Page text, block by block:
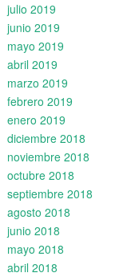
julio 2019
junio 2019
mayo 2019
abril 2019
marzo 2019
febrero 2019
enero 2019
diciembre 2018
noviembre 2018
octubre 2018
septiembre 2018
agosto 2018
junio 2018
mayo 2018
abril 2018